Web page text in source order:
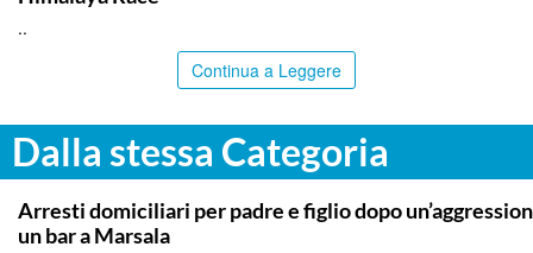
..
Continua a Leggere
Dalla stessa Categoria
TRAPANI
Arresti domiciliari per padre e figlio dopo
un bar a Marsala